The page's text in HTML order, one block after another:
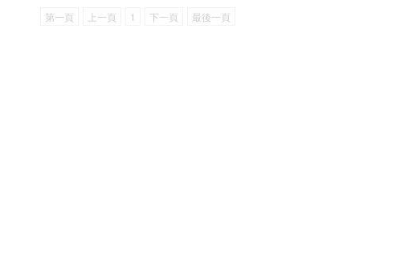
第一頁 上一頁 1 下一頁 最後一頁